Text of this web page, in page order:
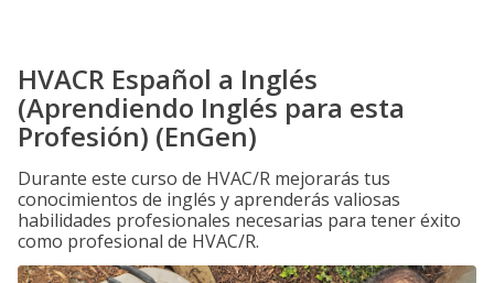
HVACR Español a Inglés
(Aprendiendo Inglés para esta
Profesión) (EnGen)
Durante este curso de HVAC/R mejorarás tus
conocimientos de inglés y aprenderás valiosas
habilidades profesionales necesarias para tener éxito
como profesional de HVAC/R.